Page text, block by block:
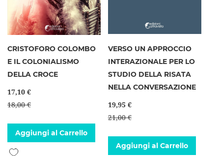
CRISTOFORO COLOMBO
E IL COLONIALISMO
DELLA CROCE
17,10 €
18,00 €
Aggiungi al Carrello
Aggiungi alla lista desideri
VERSO UN APPROCCIO
INTERAZIONALE PER LO
STUDIO DELLA RISATA
NELLA CONVERSAZIONE
19,95 €
21,00 €
Aggiungi al Carrello